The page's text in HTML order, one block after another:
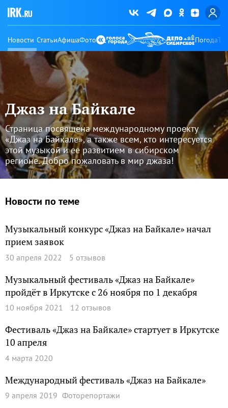
Новости СтатьиАфишаФото Погода
Джаз на Байкале
Страница посвящена международному проекту
«Джаз на Байкале», а также всем, кто интересуется
этой музыкой и ее развитием в сибирском
регионе. Добро пожаловать в мир джаза!
Новости по теме
Музыкальный конкурс «Джаз на Байкале» начал
прием заявок
30 апреля 2022 5 отзывов
Музыкальный фестиваль «Джаз на Байкале»
пройдёт в Иркутске с 26 ноября по 1 декабря
10 ноября 2021 12 отзывов
Фестиваль «Джаз на Байкале» стартует в Иркутске
10 апреля
4 марта 2020
Международный фестиваль «Джаз на Байкале»
9 апреля 2019 Фоторепортажи